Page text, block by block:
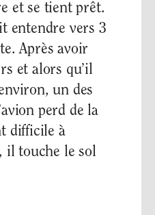
et se tient prêt.
entendre vers 3
Après avoir
et alors qu’il
un des
perd de la
difficile à
il touche le sol